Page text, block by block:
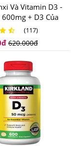
đường hô hấp lâu
Bản Hộp
Hiệu Quả?
làm 2 lần.
Và Vitamin D3 -
600mg + D3 Của
Mỹ
(117)
đ 620.000đ